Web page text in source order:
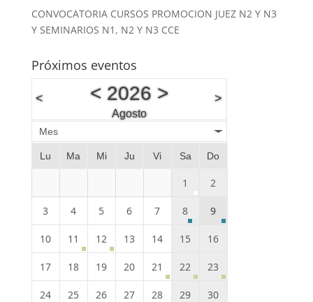
CONVOCATORIA CURSOS PROMOCION JUEZ N2 Y N3
Y SEMINARIOS N1, N2 Y N3 CCE
Próximos eventos
< < 2026>
Agosto
>
Mes
Lu Ma Mi Ju Vi Sa Do
1 2
3 4 5 6 7 8 9
10 11 12 13 14 15 16
17 18 19 20 21 22 23
24 25 26 27 28 29 30